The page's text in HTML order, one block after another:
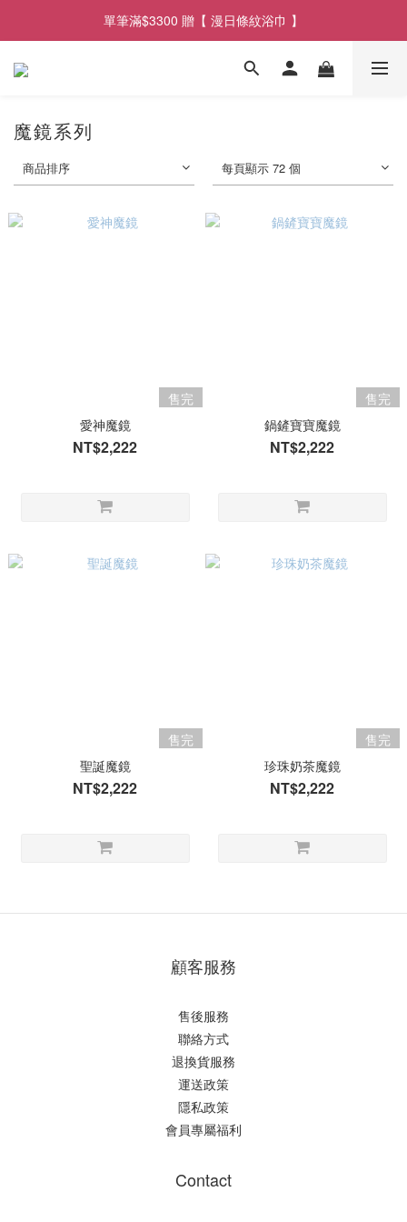
單筆滿$2900享【 免運遞送 】
單筆滿$3300 贈【 漫日條紋浴巾 】
單筆滿$2900享【 免運遞送 】
魔鏡系列
商品排序 每頁顯示 72 個
售完
愛神魔鏡
NT$2,222
售完
鍋鏟寶寶魔鏡
NT$2,222
售完
聖誕魔鏡
NT$2,222
售完
珍珠奶茶魔鏡
NT$2,222
顧客服務
售後服務
聯絡方式
退換貨服務
運送政策
隱私政策
會員專屬福利
Contact